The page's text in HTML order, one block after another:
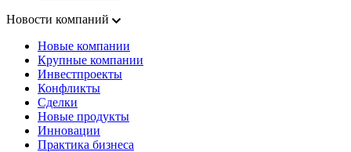
Новости компаний
Новые компании
Крупные компании
Инвестпроекты
Конфликты
Сделки
Новые продукты
Инновации
Практика бизнеса